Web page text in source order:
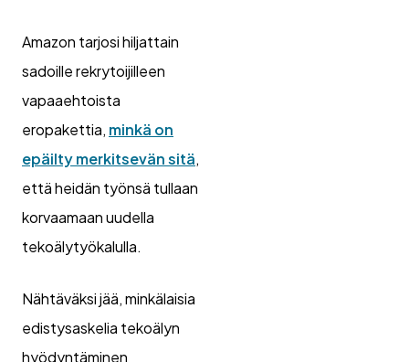
Amazon tarjosi hiljattain
sadoille rekrytoijilleen
vapaaehtoista
eropakettia, minkä on
epäilty merkitsevän sitä,
että heidän työnsä tullaan
korvaamaan uudella
tekoälytyökalulla.
Nähtäväksi jää, minkälaisia
edistysaskelia tekoälyn
hyödyntäminen